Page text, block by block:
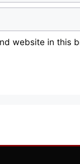
website in this